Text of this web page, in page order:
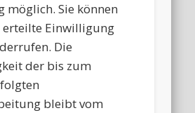
möglich. Sie können
erteilte Einwilligung
Die
der bis zum
bleibt vom